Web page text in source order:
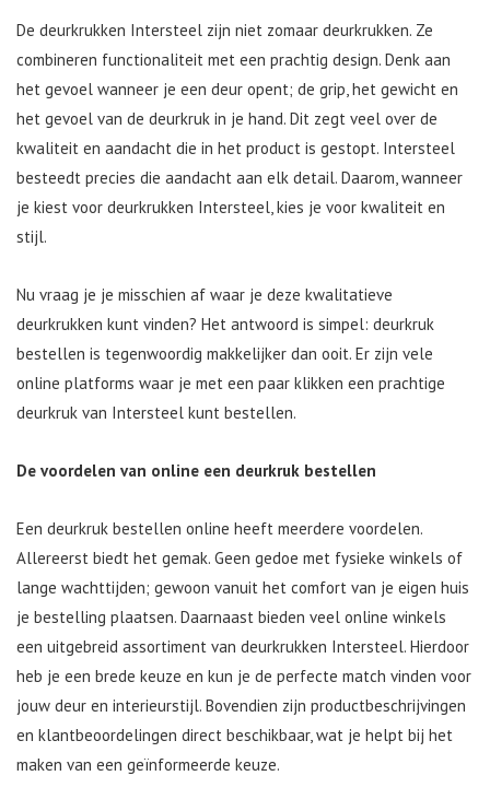
De deurkrukken Intersteel zijn niet zomaar deurkrukken. Ze
combineren functionaliteit met een prachtig design. Denk aan
het gevoel wanneer je een deur opent; de grip, het gewicht en
het gevoel van de deurkruk in je hand. Dit zegt veel over de
kwaliteit en aandacht die in het product is gestopt. Intersteel
besteedt precies die aandacht aan elk detail. Daarom, wanneer
je kiest voor deurkrukken Intersteel, kies je voor kwaliteit en
stijl.
Nu vraag je je misschien af waar je deze kwalitatieve
deurkrukken kunt vinden? Het antwoord is simpel: deurkruk
bestellen is tegenwoordig makkelijker dan ooit. Er zijn vele
online platforms waar je met een paar klikken een prachtige
deurkruk van Intersteel kunt bestellen.
De voordelen van online een deurkruk bestellen
Een deurkruk bestellen online heeft meerdere voordelen.
Allereerst biedt het gemak. Geen gedoe met fysieke winkels of
lange wachttijden; gewoon vanuit het comfort van je eigen huis
je bestelling plaatsen. Daarnaast bieden veel online winkels
een uitgebreid assortiment van deurkrukken Intersteel. Hierdoor
heb je een brede keuze en kun je de perfecte match vinden voor
jouw deur en interieurstijl. Bovendien zijn productbeschrijvingen
en klantbeoordelingen direct beschikbaar, wat je helpt bij het
maken van een geïnformeerde keuze.